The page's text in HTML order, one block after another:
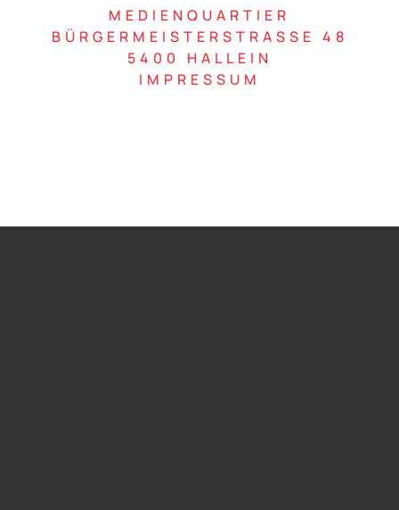
MEDIENQUARTIER
BÜRGERMEISTERSTRASSE 48
5400 HALLEIN
IMPRESSUM